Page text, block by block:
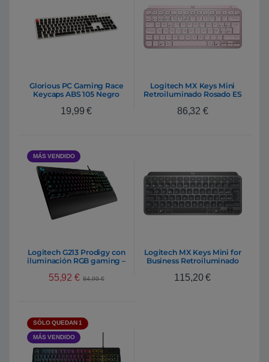
Glorious PC Gaming Race
Keycaps ABS 105 Negro
19,99€
Logitech MX Keys Mini
Retroiluminado Rosado ES
86,32 €
MÁS VENDIDO
Logitech G213 Prodigy con
iluminación RGB gaming –
55,92€ 84,99€
Logitech MX Keys Mini for
Business Retroiluminado
115,20€
SÓLO QUEDAN 1
MÁS VENDIDO